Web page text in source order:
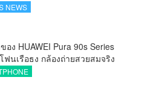
อมทรัพย์สินทางปัญญาผ่าน
NEWS
อง HUAWEI Pura 90s Series
ฟนเรือธง กล้องถ่ายสวยสมจริง
พร้อมของสมนาคุณและสิทธิ